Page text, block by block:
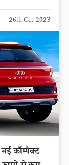
26th Oct 2023
कॉम्पैक्ट